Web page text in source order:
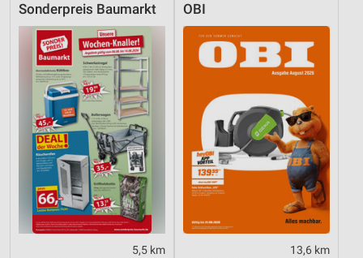
Sonderpreis Baumarkt
5,5 km
OBI
13,6 km